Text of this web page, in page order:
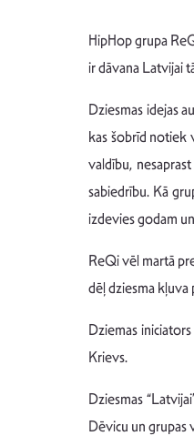
HipHop grupa
ir dāvana Latvijai
Dziesmas idejas
kas šobrīd notiek
valdību,
sabiedrību. Kā
izdevies godam
ReQi vēl martā
dēļ dziesma kļuva
Dziemas
Krievs.
Dziesmas
Dēvicu un grupas